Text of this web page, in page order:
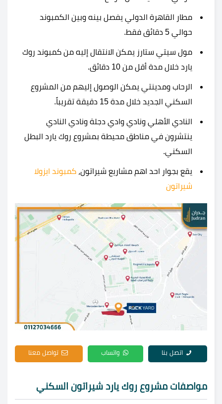
مطار القاهرة الدولي يفصل بينه وبين الكمبوند
حوالي 5 دقائق فقط.
مول سيتي ستارز يمكن الانتقال إليه من كمبوند روك
يارد خلال مدة أقل من 10 دقائق.
الرحاب ومدينتي يمكن الوصول إليهم من المشروع
السكني الجديد خلال مدة 15 دقيقة تقريباً.
النادي الأهلي ونادي وادي دجلة ونادي النادي
ينتشرون في مناطق محيطة بمشروع روك يارد البطل
السكني.
يقع بجوار احد اهم مشاريع شيراتون، كمبوند ايزولا
شيراتون
اتصل بنا واتساب تواصل معنا
مواصفات مشروع روك يارد شيراتون السكني